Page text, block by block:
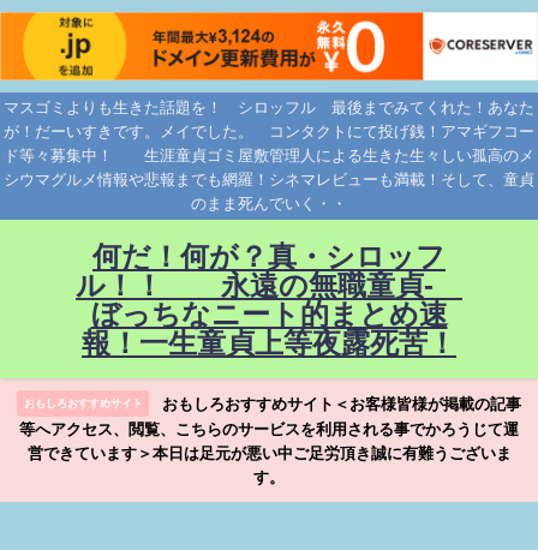
マスゴミよりも生きた話題を！ シロッフル 最後までみてくれた！あなた
が！だーいすきです。メイでした。 コンタクトにて投げ銭！アマギフコー
ド等々募集中！ 生涯童貞ゴミ屋敷管理人による生きた生々しい孤高のメ
シウマグルメ情報や悲報までも網羅！シネマレビューも満載！そして、童貞
のまま死んでいく・・
何だ！何が？真・シロッフ
ル！！ 永遠の無職童貞-
ぼっちなニート的まとめ速
報！一生童貞上等夜露死苦！
おもしろおすすめサイト
おもしろおすすめサイト＜お客様皆様が掲載の記事
等へアクセス、閲覧、こちらのサービスを利用される事でかろうじて運
営できています＞本日は足元が悪い中ご足労頂き誠に有難うございま
す。